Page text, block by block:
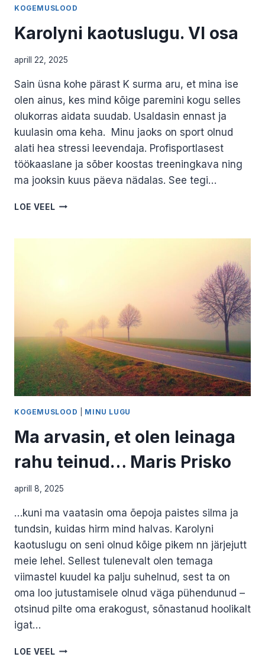
KOGEMUSLOOD
Karolyni kaotuslugu. VI osa
aprill 22, 2025
Sain üsna kohe pärast K surma aru, et mina ise
olen ainus, kes mind kõige paremini kogu selles
olukorras aidata suudab. Usaldasin ennast ja
kuulasin oma keha. Minu jaoks on sport olnud
alati hea stressi leevendaja. Profisportlasest
töökaaslane ja sõber koostas treeningkava ning
ma jooksin kuus päeva nädalas. See tegi…
LOE VEEL KAROLYNI
OSA
KOGEMUSLOOD MINU LUGU
Ma arvasin, et olen leinaga
rahu teinud… Maris Prisko
aprill 8, 2025
…kuni ma vaatasin oma õepoja paistes silma ja
tundsin, kuidas hirm mind halvas. Karolyni
kaotuslugu on seni olnud kõige pikem nn järjejutt
meie lehel. Sellest tulenevalt olen temaga
viimastel kuudel ka palju suhelnud, sest ta on
oma loo jutustamisele olnud väga pühendunud –
otsinud pilte oma erakogust, sõnastanud hoolikalt
igat…
LOE VEEL MA